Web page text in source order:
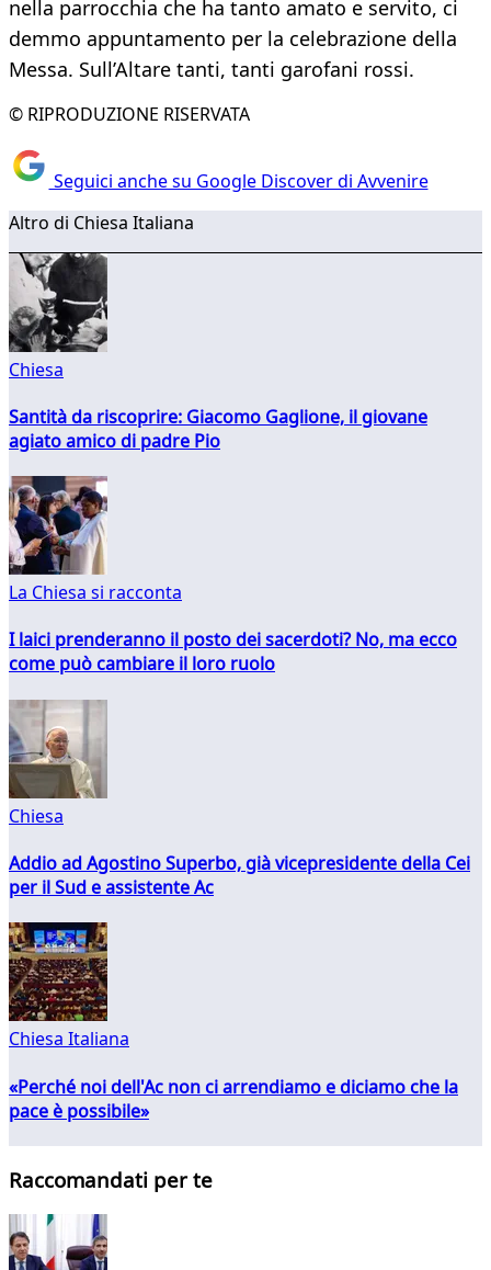
nella parrocchia che ha tanto amato e servito, ci
demmo appuntamento per la celebrazione della
Messa. Sull’Altare tanti, tanti garofani rossi.
© RIPRODUZIONE RISERVATA
Seguici anche su Google Discover di Avvenire
Altro di Chiesa Italiana
Chiesa
Santità da riscoprire: Giacomo Gaglione, il giovane
agiato amico di padre Pio
La Chiesa si racconta
I laici prenderanno il posto dei sacerdoti? No, ma ecco
come può cambiare il loro ruolo
Chiesa
Addio ad Agostino Superbo, già vicepresidente della Cei
per il Sud e assistente Ac
Chiesa Italiana
«Perché noi dell'Ac non ci arrendiamo e diciamo che la
pace è possibile»
Raccomandati per te